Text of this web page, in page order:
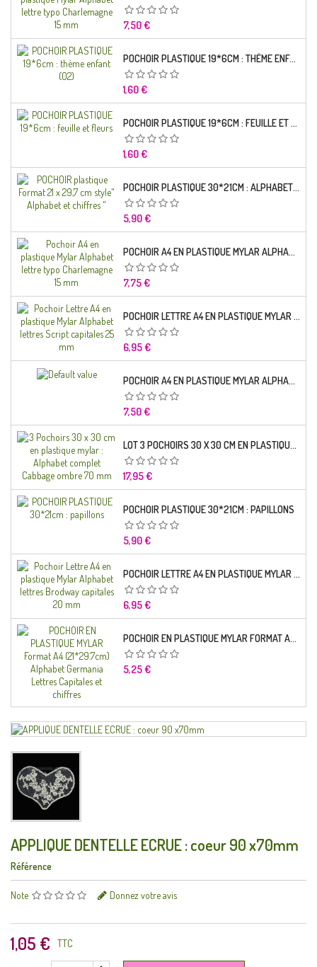
Prix
7,50 €
POCHOIR PLASTIQUE 19*6CM : THÈME ENFANT (02)
Prix
1,60 €
POCHOIR PLASTIQUE 19*6CM : FEUILLE ET FLEURS
Prix
1,60 €
POCHOIR PLASTIQUE 30*21CM : ALPHABET (02)
Prix
5,90 €
POCHOIR A4 EN PLASTIQUE MYLAR ALPHABET LETTRE TYPO RAVIE 30 MM
Prix
7,75 €
POCHOIR LETTRE A4 EN PLASTIQUE MYLAR ALPHABET LETTRES SCRIPT CAPITALES 25 MM
Prix
6,95 €
POCHOIR A4 EN PLASTIQUE MYLAR ALPHABET LETTRE TYPO SCIENCE 35 MM
Prix
7,50 €
LOT 3 POCHOIRS 30 X 30 CM EN PLASTIQUE MYLAR : ALPHABET COMPLET CABBAGE OMBRE 70 MM
Prix
17,95 €
POCHOIR PLASTIQUE 30*21CM : PAPILLONS
Prix
5,90 €
POCHOIR LETTRE A4 EN PLASTIQUE MYLAR ALPHABET LETTRES BRODWAY CAPITALES 20 MM
Prix
6,95 €
POCHOIR EN PLASTIQUE MYLAR FORMAT A4 (21*29.7CM) ALPHABET GERMANICA LETTRES CAPITALES ET CHIFFRES
Prix
5,25 €
APPLIQUE DENTELLE ECRUE : coeur 90 x70mm
Référence
Note Donnez votre avis
1,05 € TTC